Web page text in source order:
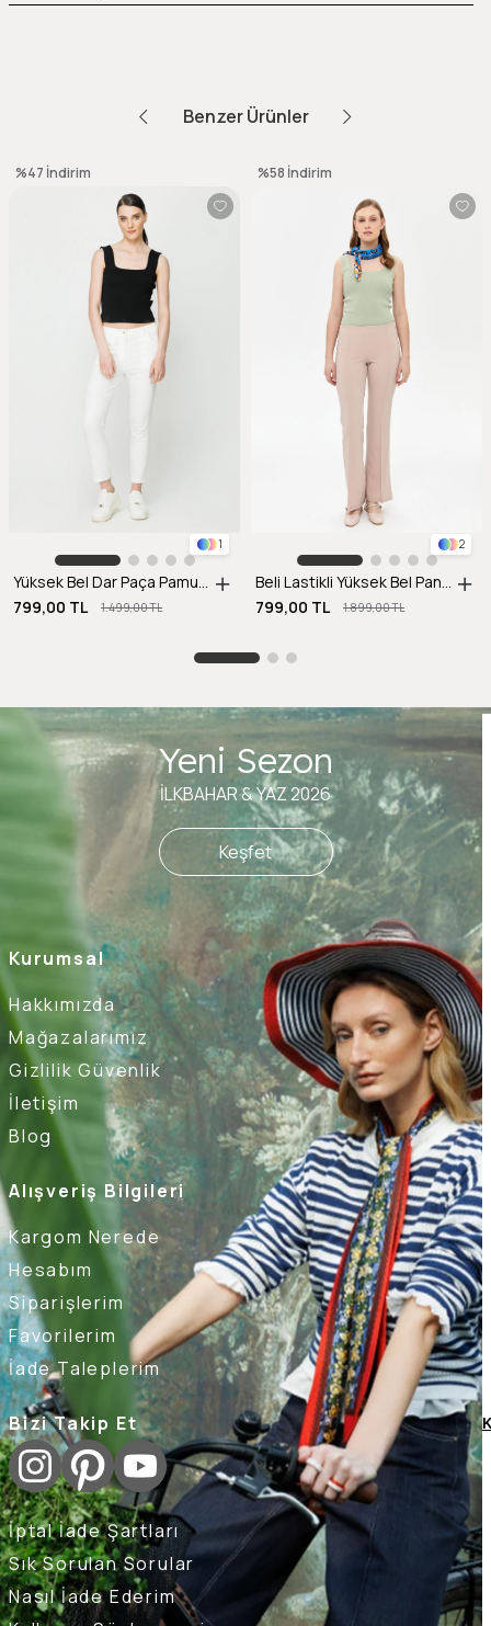
Benzer Ürünler
1
Yüksek Bel Dar Paça Pamuklu Pantolon-EKRU
799,00 TL
1.499,00 TL
%47 İndirim
2
Beli Lastikli Yüksek Bel Pantolon-BEJ
799,00 TL
1.899,00 TL
%58 İndirim
Kurumsal
Hakkımızda
Mağazalarımız
Gizlilik Güvenlik
İletişim
Blog
Alışveriş Bilgileri
Kargom Nerede
Hesabım
Siparişlerim
Favorilerim
İade Taleplerim
Bizi Takip Et
İptal İade Şartları
Sık Sorulan Sorular
Nasıl İade Ederim
Yeni Sezon
İLKBAHAR & YAZ 2026
Keşfet